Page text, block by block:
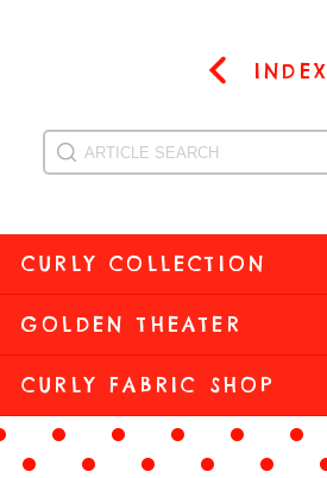
INDEX
CURLY COLLECTION
GOLDEN THEATER
CURLY FABRIC SHOP